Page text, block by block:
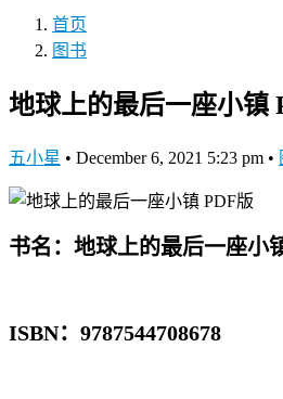
首页
图书
地球上的最后一座小镇
五小星 • December 6, 2021 5:23 pm •
书名：地球上的最后一座小
ISBN：9787544708678